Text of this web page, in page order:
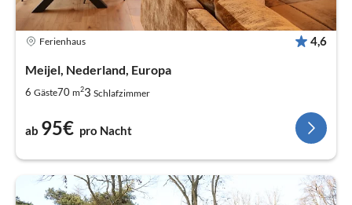
Ferienhaus 4,6
Meijel, Nederland, Europa
6 Gäste70 m23 Schlafzimmer
ab 95€ pro Nacht